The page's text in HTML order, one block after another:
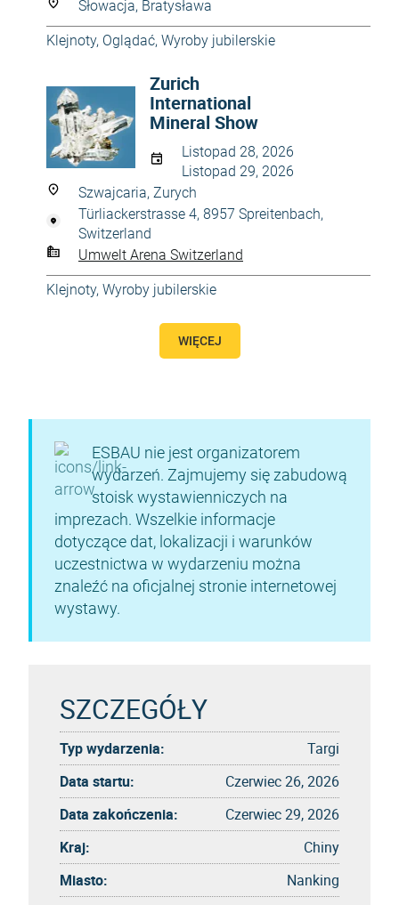
Słowacja, Bratysława
Klejnoty, Oglądać, Wyroby jubilerskie
Zurich
International
Mineral Show
Listopad 28, 2026
Listopad 29, 2026
Szwajcaria, Zurych
Türliackerstrasse 4, 8957 Spreitenbach,
Switzerland
Umwelt Arena Switzerland
Klejnoty, Wyroby jubilerskie
WIĘCEJ
ESBAU nie jest organizatorem
wydarzeń. Zajmujemy się zabudową
stoisk wystawienniczych na
imprezach. Wszelkie informacje
dotyczące dat, lokalizacji i warunków
uczestnictwa w wydarzeniu można
znaleźć na oficjalnej stronie internetowej
wystawy.
SZCZEGÓŁY
Typ wydarzenia:
Targi
Data startu:
Czerwiec 26, 2026
Data zakończenia:
Czerwiec 29, 2026
Kraj:
Chiny
Miasto:
Nanking